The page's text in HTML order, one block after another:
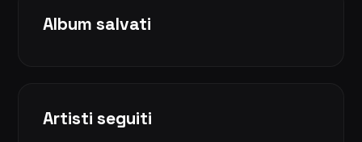
Album salvati
Artisti seguiti